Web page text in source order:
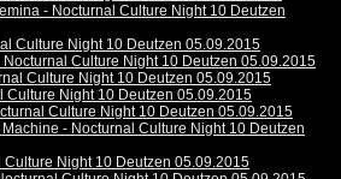
- Nocturnal Culture Night 10 Deutzen
Culture Night 10 Deutzen 05.09.2015
Nocturnal Culture Night 10 Deutzen 05.09.2015
Culture Night 10 Deutzen 05.09.2015
Culture Night 10 Deutzen 05.09.2015
Culture Night 10 Deutzen 05.09.2015
- Nocturnal Culture Night 10 Deutzen
Culture Night 10 Deutzen 05.09.2015